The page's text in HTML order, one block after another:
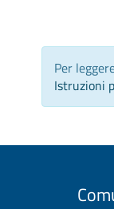
Per
Istruzioni